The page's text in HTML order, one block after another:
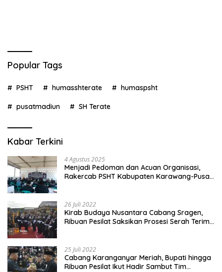
Popular Tags
PSHT humasshterate humaspsht
pusatmadiun SH Terate
Kabar Terkini
4 Agustus 2025
Menjadi Pedoman dan Acuan Organisasi,
Rakercab PSHT Kabupaten Karawang-Pusat
26 Juli 2022
Kirab Budaya Nusantara Cabang Sragen,
Ribuan Pesilat Saksikan Prosesi Serah Terima
25 Juli 2022
Cabang Karanganyar Meriah, Bupati hingga
Ribuan Pesilat Ikut Hadir Sambut Tim